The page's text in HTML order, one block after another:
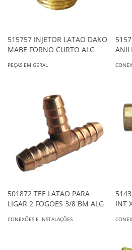
515757 INJETOR LATAO DAKO
MABE FORNO CURTO ALG
PEÇAS EM GERAL
501872 TEE LATAO PARA
LIGAR 2 FOGOES 3/8 BM ALG
CONEXÕES E INSTALAÇÕES
INT
INT